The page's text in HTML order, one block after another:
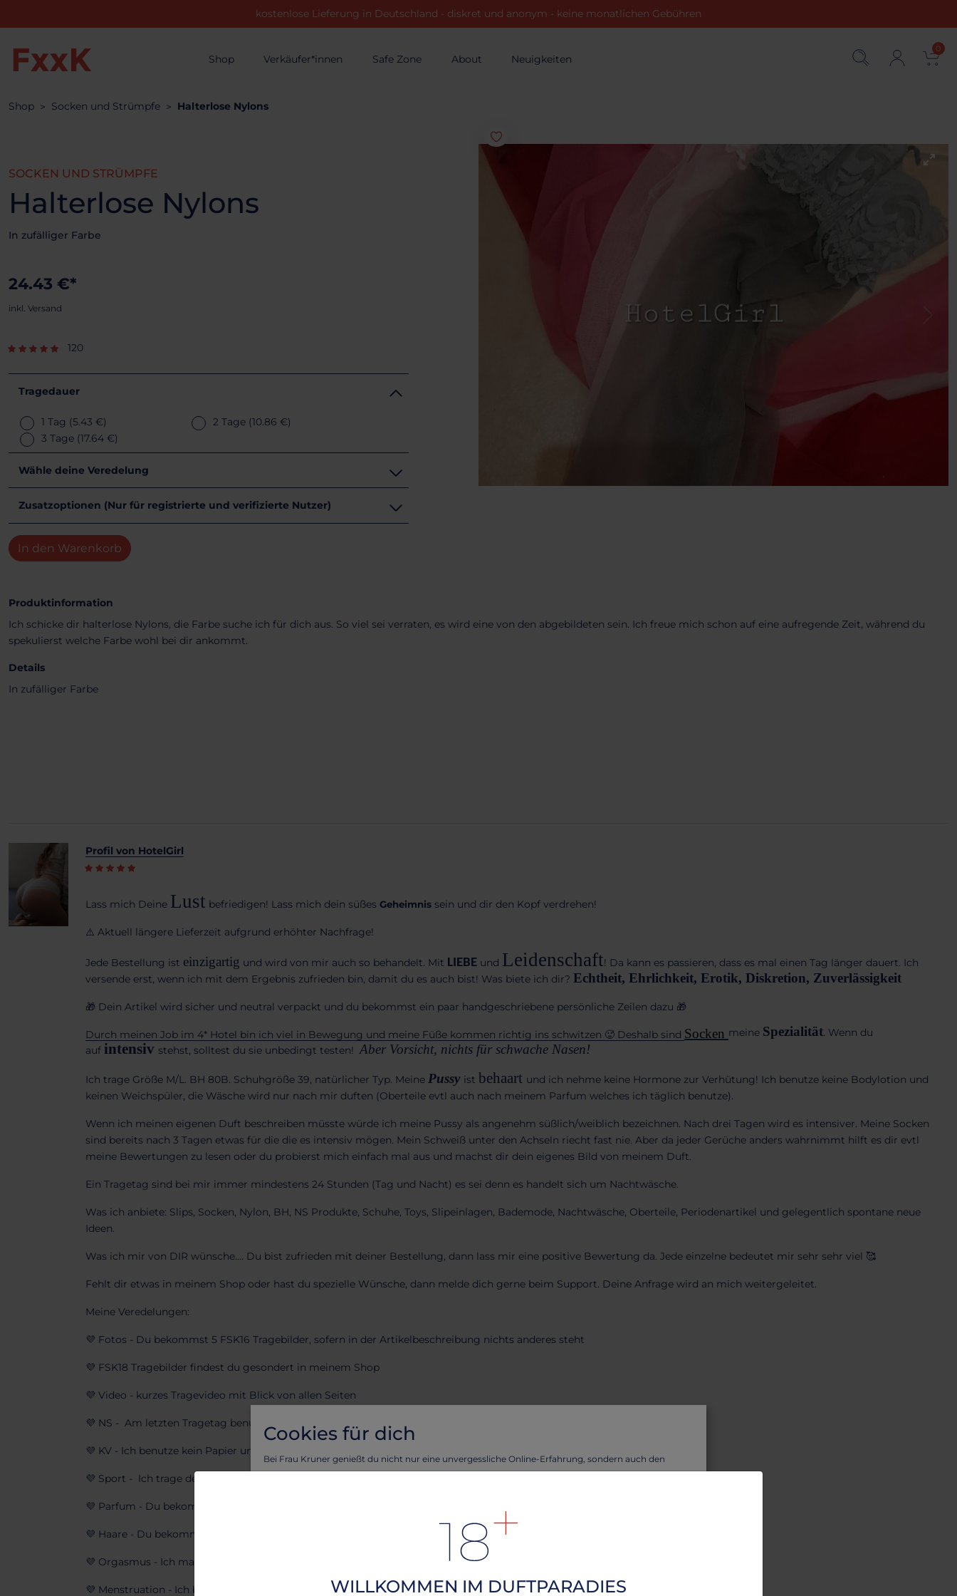
kostenlose Lieferung in Deutschland - diskret und anonym - keine monatlichen Gebühren
Shop Verkäufer*innen Safe Zone About Neuigkeiten
0
WILLKOMMEN IM DUFTPARADIES
Shop Socken und Strümpfe Halterlose Nylons
SOCKEN UND STRÜMPFE
Halterlose Nylons
In zufälliger Farbe
24.43 €*
inkl. Versand
120
Tragedauer
1 Tag (5.43 €) 2 Tage (10.86 €)
3 Tage (17.64 €)
Wähle deine Veredelung
Zusatzoptionen (Nur für registrierte und verifizierte Nutzer)
In den Warenkorb
Produktinformation
Ich schicke dir halterlose Nylons, die Farbe suche ich für dich aus. So viel sei verraten, es wird eine von den abgebildeten sein. Ich freue mich schon auf eine aufregende Zeit, während du
spekulierst welche Farbe wohl bei dir ankommt.
Details
In zufälliger Farbe
Profil von HotelGirl
Lass mich Deine Lust befriedigen! Lass mich dein süßes Geheimnis sein und dir den Kopf verdrehen!
⚠️ Aktuell längere Lieferzeit aufgrund erhöhter Nachfrage!
Jede Bestellung ist einzigartig und wird von mir auch so behandelt. Mit LIEBE und Leidenschaft! Da kann es passieren, dass es mal einen Tag länger dauert. Ich
versende erst, wenn ich mit dem Ergebnis zufrieden bin, damit du es auch bist! Was biete ich dir? Echtheit, Ehrlichkeit, Erotik, Diskretion, Zuverlässigkeit
🎁 Dein Artikel wird sicher und neutral verpackt und du bekommst ein paar handgeschriebene persönliche Zeilen dazu 🎁
Durch meinen Job im 4* Hotel bin ich viel in Bewegung und meine Füße kommen richtig ins schwitzen 🥵 Deshalb sind Socken meine Spezialität . Wenn du
auf intensiv stehst, solltest du sie unbedingt testen! Aber Vorsicht, nichts für schwache Nasen!
Ich trage Größe M/L. BH 80B. Schuhgröße 39, natürlicher Typ. Meine Pussy ist behaart und ich nehme keine Hormone zur Verhütung! Ich benutze keine Bodylotion und
keinen Weichspüler, die Wäsche wird nur nach mir duften (Oberteile evtl auch nach meinem Parfum welches ich täglich benutze).
Wenn ich meinen eigenen Duft beschreiben müsste würde ich meine Pussy als angenehm süßlich/weiblich bezeichnen. Nach drei Tagen wird es intensiver. Meine Socken
sind bereits nach 3 Tagen etwas für die die es intensiv mögen. Mein Schweiß unter den Achseln riecht fast nie. Aber da jeder Gerüche anders wahrnimmt hilft es dir evtl
meine Bewertungen zu lesen oder du probierst mich einfach mal aus und machst dir dein eigenes Bild von meinem Duft.
Ein Tragetag sind bei mir immer mindestens 24 Stunden (Tag und Nacht) es sei denn es handelt sich um Nachtwäsche.
Was ich anbiete: Slips, Socken, Nylon, BH, NS Produkte, Schuhe, Toys, Slipeinlagen, Bademode, Nachtwäsche, Oberteile, Periodenartikel und gelegentlich spontane neue
Ideen.
Was ich mir von DIR wünsche.... Du bist zufrieden mit deiner Bestellung, dann lass mir eine positive Bewertung da. Jede einzelne bedeutet mir sehr sehr viel 🥰
Fehlt dir etwas in meinem Shop oder hast du spezielle Wünsche, dann melde dich gerne beim Support. Deine Anfrage wird an mich weitergeleitet.
Meine Veredelungen:
💜 Fotos - Du bekommst 5 FSK16 Tragebilder, sofern in der Artikelbeschreibung nichts anderes steht
💜 FSK18 Tragebilder findest du gesondert in meinem Shop
💜 Video - kurzes Tragevideo mit Blick von allen Seiten
💜 NS - Am letzten Tragetag benutze ich kein Papier und lasse es ins Höschen tropfen
💜 KV - Ich benutze kein Papier und wische mit dem Höschen ab
💜 Sport - Ich trage dein Wäschestück beim Zumba
💜 Parfum - Du bekommst einen Spritzer von meinem Lieblingsparfum auf die Kleidung oder separat
💜 Haare - Du bekommst zu deiner Bestellung ein paar von meinen Schamhaaren
💜 Orgasmus - Ich mache es mir in deinem Höschen
💜 Menstruation - Ich benutze ein paar Stunden keine Hygieneartikel
Cookies für dich
Bei Frau Kruner genießt du nicht nur eine unvergessliche Online-Erfahrung, sondern auch den
Lass dich von Frau Kruner verwöhnen und erlebe das Beste aus beiden Welten - eine
benutzerfreundliche Webseite durch köstliche Cookies!
Datenschutzerklärung